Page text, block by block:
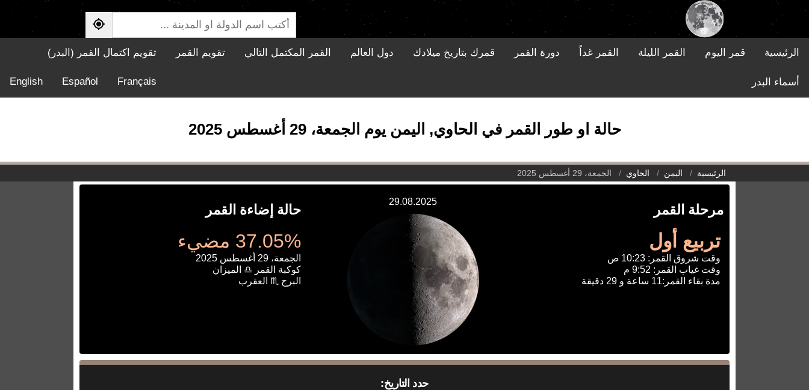
الرئيسية قمر اليوم القمر الليلة القمر غداً دورة القمر قمرك بتاريخ ميلادك دول العالم القمر المكتمل التالي تقويم القمر تقويم اكتمال القمر (البدر)
أسماء البدر English Español Français
حالة او طور القمر في الحاوي, اليمن يوم الجمعة، 29 أغسطس 2025
الرئيسية اليمن الحاوي الجمعة، 29 أغسطس 2025
مرحلة القمر
تربيع أول
وقت شروق القمر: 10:23 ص
وقت غياب القمر: 9:52 م
مدة بقاء القمر:11 ساعة و 29 دقيقة
29.08.2025
حالة إضاءة القمر
37.05% مضيء
الجمعة، 29 أغسطس 2025
كوكبة القمر ♎ الميزان
البرج ♏ العقرب
حدد التاريخ: